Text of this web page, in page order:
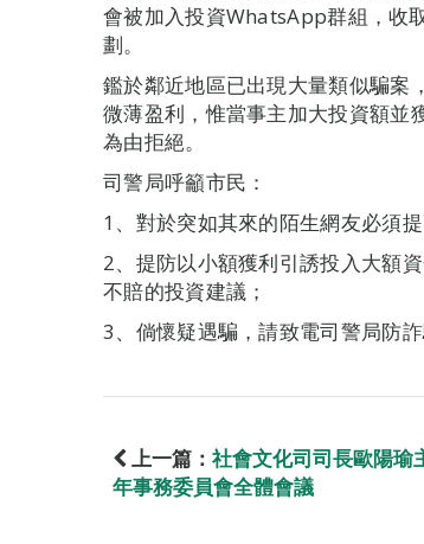
會被加入投資WhatsApp群組，收
劃。
鑑於鄰近地區已出現大量類似騙案
微薄盈利，惟當事主加大投資額並
為由拒絕。
司警局呼籲市民：
1、對於突如其來的陌生網友必須提
2、提防以小額獲利引誘投入大額
不賠的投資建議；
3、倘懷疑遇騙，請致電司警局防
上一篇： 社會文化司司長歐陽瑜
年事務委員會全體會議